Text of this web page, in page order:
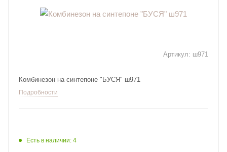
Артикул: ш971
Комбинезон на синтепоне "БУСЯ" ш971
Подробности
Есть в наличии: 4